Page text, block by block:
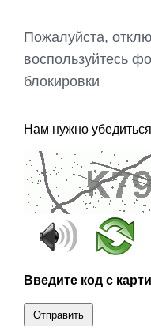
Пожалуйста,
воспользуйтесь
блокировки
Нам нужно
Введите код с
Отправить